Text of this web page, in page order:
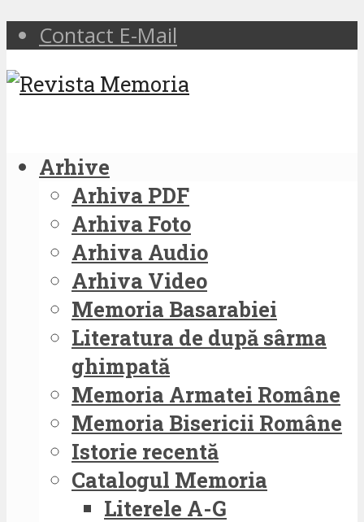
Contact E-Mail
Arhive
Arhiva PDF
Arhiva Foto
Arhiva Audio
Arhiva Video
Memoria Basarabiei
Literatura de după sârma
ghimpată
Memoria Armatei Române
Memoria Bisericii Române
Istorie recentă
Catalogul Memoria
Literele A-G